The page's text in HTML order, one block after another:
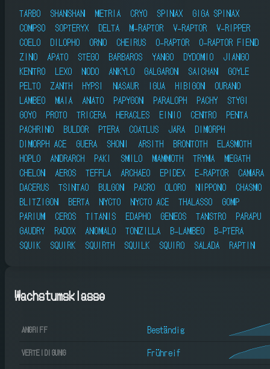
TARBO SHANSHAN METRIA CRYO SPINAX
GIGA SPINAX
COMPSO
SOPTERYX DELTA M-RAPTOR V-RAPTOR
V-RIPPER
COELO
DILOPHO ORNO CHEIRUS O-RAPTOR
O-RAPTOR FIEND
ZINO
APATO STEGO BARBAROS YANGO DYDOMIO
JIANGO
KENTRO
LEXO NODO ANKYLO GALGARON SAICHAN
GOYLE
PELTO
ZANTH HYPSI NASAUR IGUA HIBIGON
OURANO
LAMBEO
MAIA ANATO PAPYGON PARALOPH PACHY
STYGI
GOYO
PROTO TRICERA HERACLES EINIO CENTRO
PENTA
PACHRINO
BULDOR PTERA COATLUS JARA
DIMORPH
DIMORPH ACE
GUERA SHONI ARSITH BRONTOTH
ELASMOTH
HOPLO
ANDRARCH PAKI SMILO MAMMOTH TRYMA
MEGATH
CHELON
AEROS TEFFLA ARCHAEO EPIDEX E-RAPTOR
CAMARA
DACERUS
TSINTAO BULGON PACRO OLORO NIPPONO
CHASMO
BLITZIGON
BERTA NYCTO NYCTO ACE THALASSO
GOMP
PARIUM
CEROS TITANIS EDAPHO GENEOS TANSTRO
PARAPU
GAUDRY
RADOX ANOMALO TONZILLA B-LAMBEO
B-PTERA
SQUIK
SQUIRK SQUIRTH SQUILK SQUIRO SALADA RAPTIN
Wachstumsklasse
ANGRIFF Beständig
VERTEIDIGUNG Frühreif